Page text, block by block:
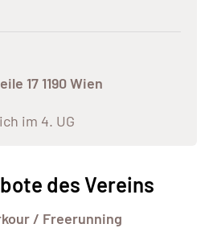
17 1190 Wien
im 4. UG
des Vereins
/ Freerunning